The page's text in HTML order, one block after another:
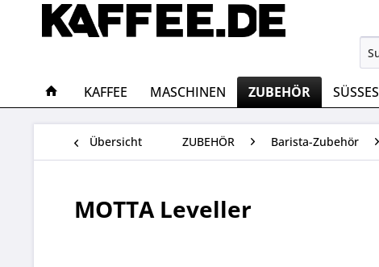
KAFFEE MASCHINEN ZUBEHÖR SÜSSES
Übersicht ZUBEHÖR Barista-Zubehör
MOTTA Leveller